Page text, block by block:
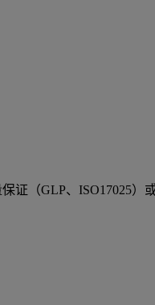
证（GLP、ISO17025）